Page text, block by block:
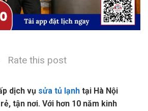
Rate this post
dịch vụ sửa tủ lạnh tại Hà Nội
tận nơi. Với hơn 10 năm kinh